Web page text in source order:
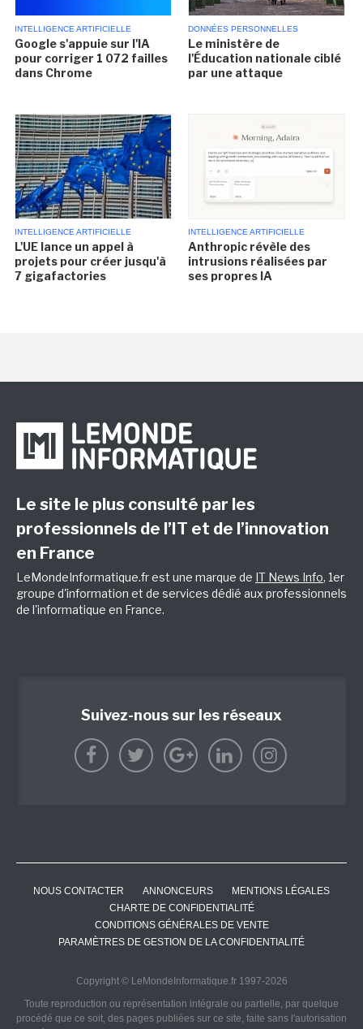
INTELLIGENCE ARTIFICIELLE
Google s'appuie sur l'IA
pour corriger 1 072 failles
dans Chrome
DONNÉES PERSONNELLES
Le ministère de
l'Éducation nationale ciblé
par une attaque
INTELLIGENCE ARTIFICIELLE
L'UE lance un appel à
projets pour créer jusqu'à
7 gigafactories
INTELLIGENCE ARTIFICIELLE
Anthropic révèle des
intrusions réalisées par
ses propres IA
Le site le plus consulté par les
professionnels de l’IT et de l’innovation
en France
LeMondeInformatique.fr est une marque de IT News Info, 1er
groupe d'information et de services dédié aux professionnels
de l'informatique en France.
Suivez-nous sur les réseaux
NOUS CONTACTER ANNONCEURS
MENTIONS LÉGALES
CHARTE DE CONFIDENTIALITÉ
CONDITIONS GÉNÉRALES DE VENTE
PARAMÈTRES DE GESTION DE LA CONFIDENTIALITÉ
Copyright © LeMondeInformatique.fr 1997-2026
Toute reproduction ou représentation intégrale ou partielle, par quelque
procédé que ce soit, des pages publiées sur ce site, faite sans l'autorisation